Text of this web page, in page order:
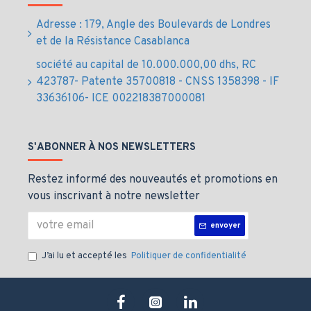
Adresse : 179, Angle des Boulevards de Londres
et de la Résistance Casablanca
société au capital de 10.000.000,00 dhs, RC
423787- Patente 35700818 - CNSS 1358398 - IF
33636106- ICE 002218387000081
S'ABONNER À NOS NEWSLETTERS
Restez informé des nouveautés et promotions en
vous inscrivant à notre newsletter
envoyer
J’ai lu et accepté les Politiquer de confidentialité